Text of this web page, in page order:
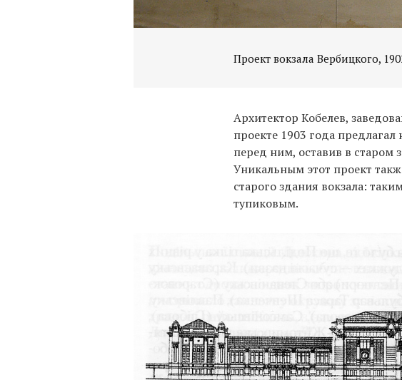
Проект вокзала Вербицкого,
Архитектор Кобелев,
проекте 1903 года предлагал
перед ним, оставив в старом
Уникальным этот проект
старого здания вокзала:
тупиковым.